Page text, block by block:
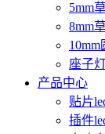
5mm
8mm
座子
产品中心
贴片
插件